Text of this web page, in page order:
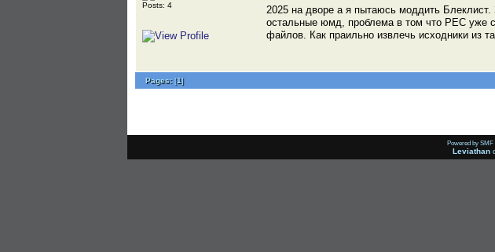
Posts: 4
2025 на дворе а я пытаюсь моддить Блеклист.
остальные юмд, проблема в том что PEC уже
файлов. Как праильно извлечь исходники из
Pages:[1]
Powered by SMF
Leviathan